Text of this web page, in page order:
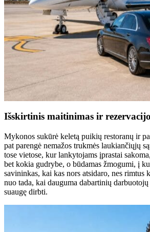
Išskirtinis maitinimas ir
Mykonos sukūrė keletą puikių restoranų ir
pat parengė nemažos trukmės laukiančiųjų
tose vietose, kur lankytojams įprastai
bet kokia gudrybe, o būdamas žmogumi, į
savininkas, kai kas nors atsidaro, nes rimtus
nuo tada, kai dauguma dabartinių
suaugę dirbti.